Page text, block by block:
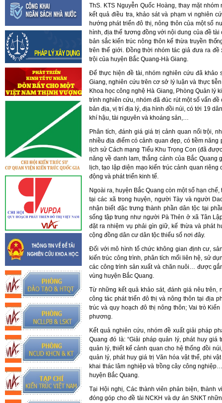
ThS. KTS Nguyễn Quốc Hoàng, thay mặt
kết quả điều tra, khảo sát và phạm vi nghiên
hướng phát triển đô thị, nông thôn của một số
hình, địa thế tương đồng với nội dung của đề
bản sắc kiến trúc nông thôn kế thừa truyền
trên thế giới. Đồng thời nhóm tác giả đưa ra
trội của huyện Bắc Quang-Hà Giang.
Để thực hiện đề tài, nhóm nghiên cứu đã khảo
Giang, nghiên cứu trên cơ sở lý luận và thực
Khoa học công nghệ Hà Giang, Phòng Quản lý
trình nghiên cứu, nhóm đã đúc rút một số vấn
bản địa, vị trí địa lý, địa hình đồi núi, có tới 19
khí hậu, tài nguyên và khoáng sản,…
Phân tích, đánh giá giá trị cảnh quan nổi trội,
nhiều địa điểm có cảnh quan đẹp, có tiềm
lịch sử Cách mạng Tiểu Khu Trọng Con (đã
năng về danh lam, thắng cảnh của Bắc
lịch, tạo lập diện mạo kiến trúc cảnh quan
động và phát triển kinh tế.
Ngoài ra, huyện Bắc Quang còn một số hạn
tại các xã trong huyện, người Tày và người
nhận biết đặc trưng thành phần dân tộc tại
sống tập trung như người Pà Thẻn ở xã Tân
đặt ra nhiệm vụ phải gìn giữ, kế thừa và phát
cộng đồng dân cư dân tộc thiểu số nơi đây.
Đối với mô hình tổ chức không gian định cư,
kiến trúc công trình, phân tích mối liên hệ, sử
các công trình sản xuất và chăn nuôi… được
vùng huyện Bắc Quang.
Từ những kết quả khảo sát, đánh giá nêu
công tác phát triển đô thị và nông thôn tại địa
trúc và quy hoạch đô thị nông thôn; Vai trò
phương.
Kết quả nghiên cứu, nhóm đề xuất giải pháp
Quang đó là: “Giải pháp quản lý, phát huy
quản lý, thiết kế cảnh quan cho hệ thống đồi
quản lý, phát huy giá trị Văn hóa vật thể, phi
khai thác lâm nghiệp và trồng cây công
huyện Bắc Quang.
Tại Hội nghị, Các thành viên phản biện, thành
đóng góp cho đề tài NCKH và dự án SNKT